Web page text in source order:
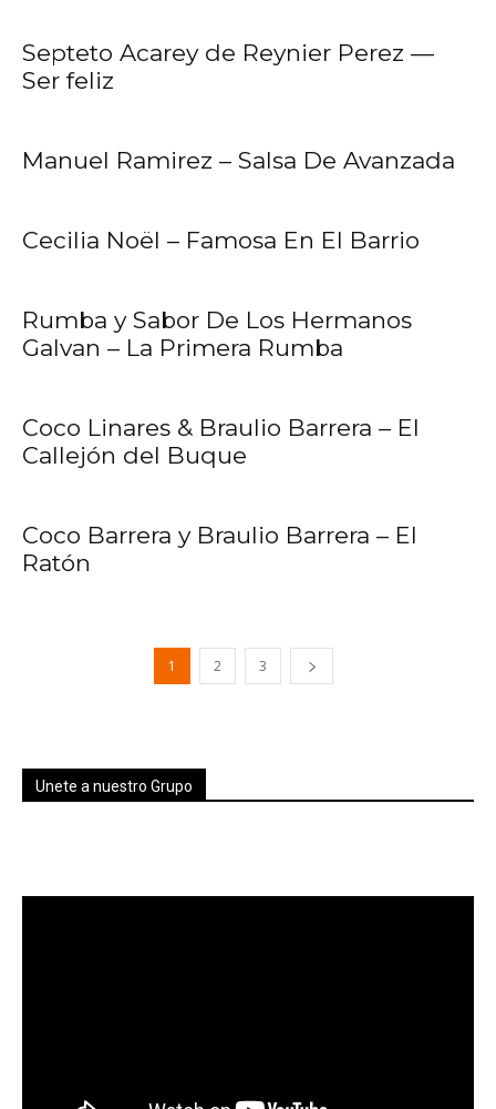
Septeto Acarey de Reynier Perez —
Ser feliz
Manuel Ramirez – Salsa De Avanzada
Cecilia Noël – Famosa En El Barrio
Rumba y Sabor De Los Hermanos
Galvan – La Primera Rumba
Coco Linares & Braulio Barrera – El
Callejón del Buque
Coco Barrera y Braulio Barrera – El
Ratón
1 2 3
Unete a nuestro Grupo